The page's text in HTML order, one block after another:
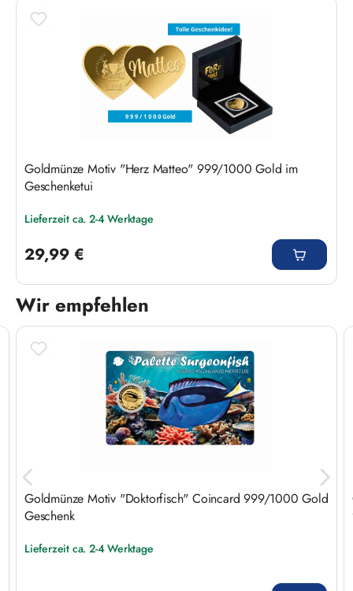
Goldmünze Motiv "Herz Matteo" 999/1000 Gold im
Geschenketui
Lieferzeit ca. 2-4 Werktage
29,99 €
Wir empfehlen
Produktgalerie überspringen
Goldmünze Motiv "Doktorfisch" Coincard 999/1000 Gold
Geschenk
Lieferzeit ca. 2-4 Werktage